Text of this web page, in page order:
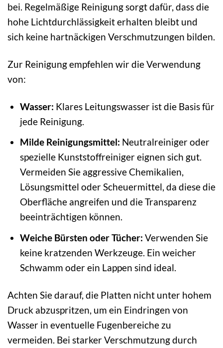
bei. Regelmäßige Reinigung sorgt dafür, dass die
hohe Lichtdurchlässigkeit erhalten bleibt und
sich keine hartnäckigen Verschmutzungen bilden.
Zur Reinigung empfehlen wir die Verwendung
von:
Wasser: Klares Leitungswasser ist die Basis für
jede Reinigung.
Milde Reinigungsmittel: Neutralreiniger oder
spezielle Kunststoffreiniger eignen sich gut.
Vermeiden Sie aggressive Chemikalien,
Lösungsmittel oder Scheuermittel, da diese die
Oberfläche angreifen und die Transparenz
beeinträchtigen können.
Weiche Bürsten oder Tücher: Verwenden Sie
keine kratzenden Werkzeuge. Ein weicher
Schwamm oder ein Lappen sind ideal.
Achten Sie darauf, die Platten nicht unter hohem
Druck abzuspritzen, um ein Eindringen von
Wasser in eventuelle Fugenbereiche zu
vermeiden. Bei starker Verschmutzung durch